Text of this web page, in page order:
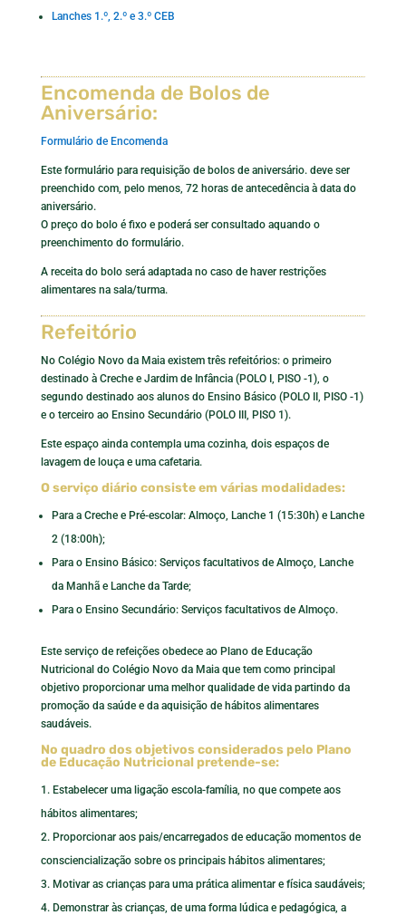
Lanches 1.º, 2.º e 3.º CEB
Encomenda de Bolos de
Aniversário:
Formulário de Encomenda
Este formulário para requisição de bolos de aniversário. deve ser
preenchido com, pelo menos, 72 horas de antecedência à data do
aniversário.
O preço do bolo é fixo e poderá ser consultado aquando o
preenchimento do formulário.
A receita do bolo será adaptada no caso de haver restrições
alimentares na sala/turma.
Refeitório
No Colégio Novo da Maia existem três refeitórios: o primeiro
destinado à Creche e Jardim de Infância (POLO I, PISO -1), o
segundo destinado aos alunos do Ensino Básico (POLO II, PISO -1)
e o terceiro ao Ensino Secundário (POLO III, PISO 1).
Este espaço ainda contempla uma cozinha, dois espaços de
lavagem de louça e uma cafetaria.
O serviço diário consiste em várias modalidades:
Para a Creche e Pré-escolar: Almoço, Lanche 1 (15:30h) e Lanche
2 (18:00h);
Para o Ensino Básico: Serviços facultativos de Almoço, Lanche
da Manhã e Lanche da Tarde;
Para o Ensino Secundário: Serviços facultativos de Almoço.
Este serviço de refeições obedece ao Plano de Educação
Nutricional do Colégio Novo da Maia que tem como principal
objetivo proporcionar uma melhor qualidade de vida partindo da
promoção da saúde e da aquisição de hábitos alimentares
saudáveis.
No quadro dos objetivos considerados pelo Plano
de Educação Nutricional pretende-se:
Estabelecer uma ligação escola-família, no que compete aos
hábitos alimentares;
Proporcionar aos pais/encarregados de educação momentos de
consciencialização sobre os principais hábitos alimentares;
Motivar as crianças para uma prática alimentar e física saudáveis;
Demonstrar às crianças, de uma forma lúdica e pedagógica, a